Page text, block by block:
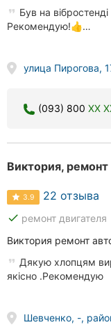
Був на
Рекомендую!👍…
улица Пирогова,
(093) 800 XX
3.9 22 отзыва
done ремонт двигателя
Виктория ремонт
Дякую хлопцям
якісно .Рекомендую
Шевченко, -,